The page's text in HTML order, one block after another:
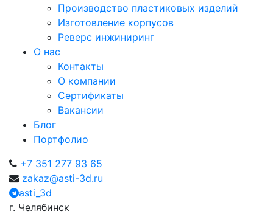
Производство пластиковых изделий
Изготовление корпусов
Реверс инжиниринг
О нас
Контакты
О компании
Сертификаты
Вакансии
Блог
Портфолио
+7 351 277 93 65
zakaz@asti-3d.ru
asti_3d
г. Челябинск